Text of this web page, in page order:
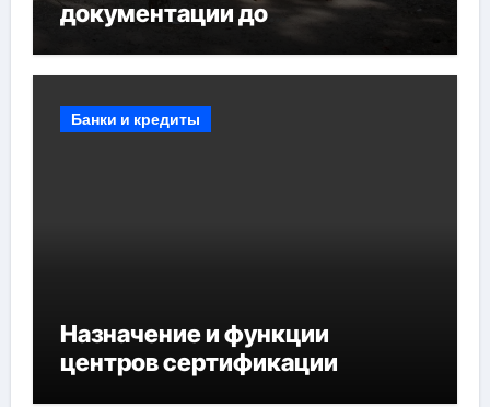
документации до
мероприятий и обустройства
Банки и кредиты
Назначение и функции
центров сертификации